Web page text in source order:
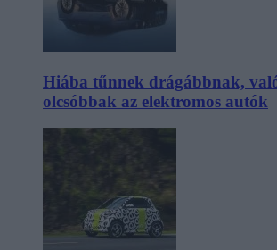
Hiába tűnnek drágábbnak,
olcsóbbak az elektromos autók